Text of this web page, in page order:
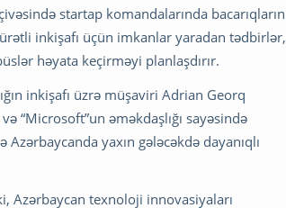
startap komandalarında bacarıqların
inkişafı üçün imkanlar yaradan tədbirlər,
həyata keçirməyi planlaşdırır.
inkişafı üzrə müşaviri Adrian Georq
“Microsoft”un əməkdaşlığı sayəsində
yaxın gələcəkdə dayanıqlı
Azərbaycan texnoloji innovasiyaları